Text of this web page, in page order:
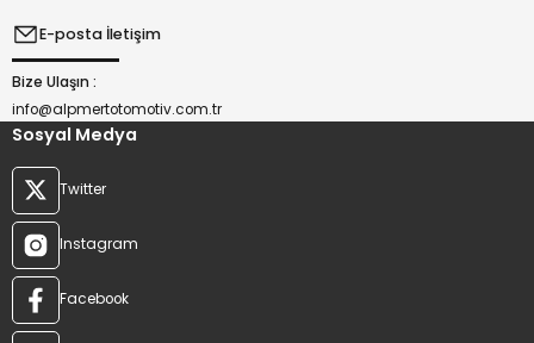
E-posta İletişim
Bize Ulaşın :
info@alpmertotomotiv.com.tr
Sosyal Medya
Twitter
Instagram
Facebook